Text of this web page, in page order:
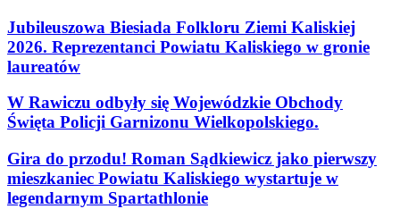
Jubileuszowa Biesiada Folkloru Ziemi Kaliskiej
2026. Reprezentanci Powiatu Kaliskiego w gronie
laureatów
W Rawiczu odbyły się Wojewódzkie Obchody
Święta Policji Garnizonu Wielkopolskiego.
Gira do przodu! Roman Sądkiewicz jako pierwszy
mieszkaniec Powiatu Kaliskiego wystartuje w
legendarnym Spartathlonie